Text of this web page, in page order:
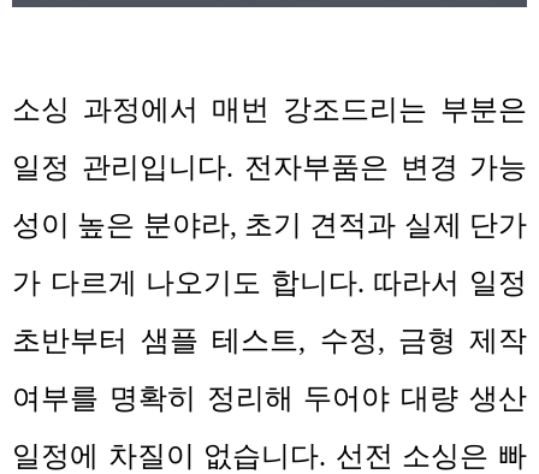
소싱 과정에서 매번 강조드리는 부분은
일정 관리입니다. 전자부품은 변경 가능
성이 높은 분야라, 초기 견적과 실제 단가
가 다르게 나오기도 합니다. 따라서 일정
초반부터 샘플 테스트, 수정, 금형 제작
여부를 명확히 정리해 두어야 대량 생산
일정에 차질이 없습니다. 선전 소싱은 빠